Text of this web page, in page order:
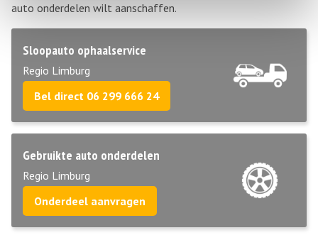
auto onderdelen wilt aanschaffen.
Sloopauto ophaalservice
Regio Limburg
Bel direct 06 299 666 24
Gebruikte auto onderdelen
Regio Limburg
Onderdeel aanvragen